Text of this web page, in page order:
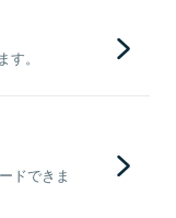
。
ドできま